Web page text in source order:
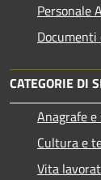
Personale
Documenti
CATEGORIE DI
Anagrafe
Cultura e
Vita